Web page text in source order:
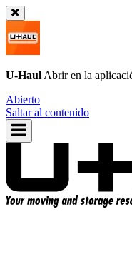
U-Haul Abrir en la
Abierto
Saltar al contenido